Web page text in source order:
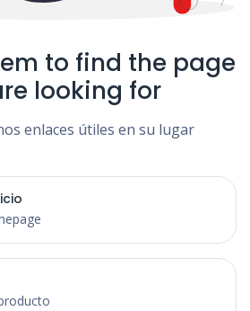
to find the page
looking for
enlaces útiles en su lugar